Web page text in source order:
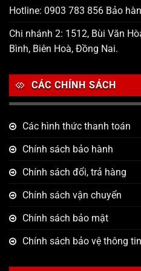
Hotline: 0903 783 856 Bảo
Chi nhánh 2: 1512, Bùi Văn
Bình, Biên Hoà, Đồng Nai.
CÁC CHÍNH SÁCH
Các hình thức thanh toán
Chính sách bảo hành
Chính sách đổi, trả hàng
Chính sách vận chuyển
Chính sách bảo mật
Chính sách bảo vệ thông